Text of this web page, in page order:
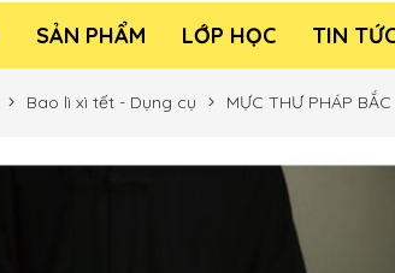
SẢN PHẨM LỚP HỌC TIN
Bao lì xì tết - Dụng cụ MỰC THƯ PHÁP